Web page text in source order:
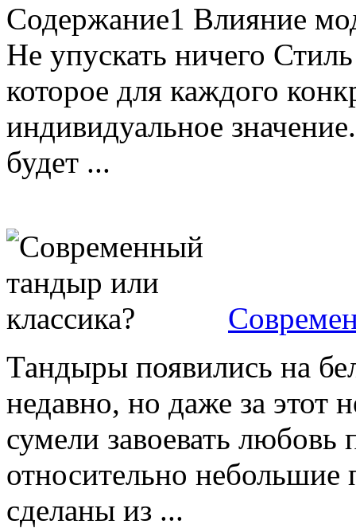
Содержание1 Влияние
Не упускать ничего
которое для каждого
индивидуальное
будет ...
Тандыры появились на
недавно, но даже за
сумели завоевать любовь
относительно небольшие
сделаны из ...